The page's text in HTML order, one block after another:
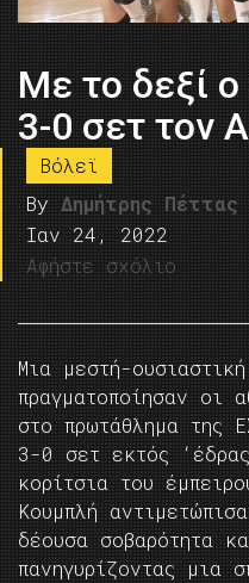
Με το δεξί
3-0 σετ τον
Βόλεϊ
By Δημήτρης Πέττας
Ιαν 24, 2022
Αφήστε σχόλιο
Μια μεστή-
πραγματοποίησαν οι
στο πρωτάθλημα της
3-0 σετ εκτός
κορίτσια του
Κουμπλή
δέουσα σοβαρότητα
πανηγυρίζοντας μια